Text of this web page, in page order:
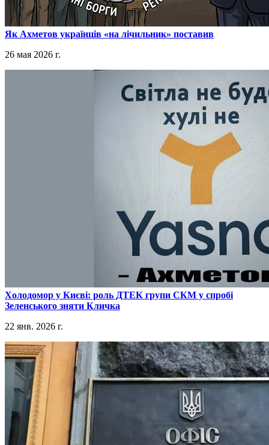
​Як Ахметов українців «на лічильник» поставив
26 мая 2026 г.
​Холодомор у Києві: роль ДТЕК групи СКМ у спробі
Зеленського зняти Кличка
22 янв. 2026 г.